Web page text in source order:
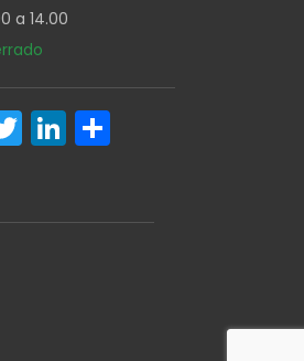
a 14.00
TwitterLinkedIn